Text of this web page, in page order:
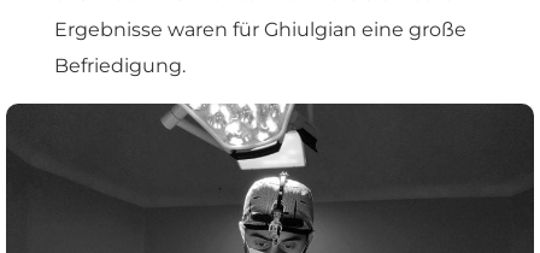
Ergebnisse waren für Ghiulgian eine große
Befriedigung.